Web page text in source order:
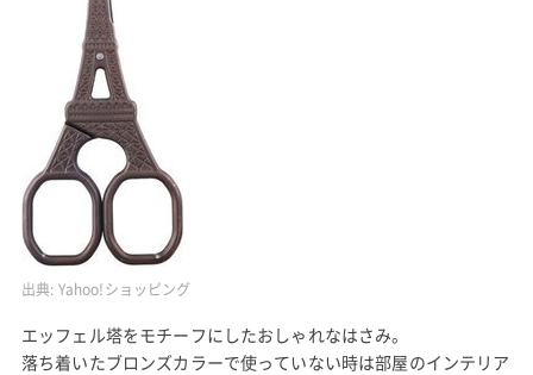
出典: Yahoo!ショッピング
エッフェル塔をモチーフにしたおしゃれなはさみ。
落ち着いたブロンズカラーで使っていない時は部屋のインテリア